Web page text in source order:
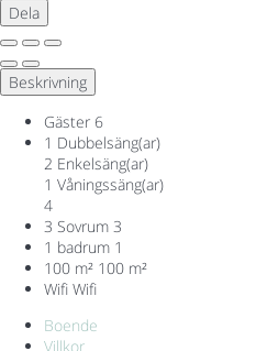
Dela
Beskrivning
Gäster 6
1 Dubbelsäng(ar)
2 Enkelsäng(ar)
1 Våningssäng(ar)
4
3 Sovrum 3
1 badrum 1
100 m² 100 m²
Wifi Wifi
Boende
Villkor